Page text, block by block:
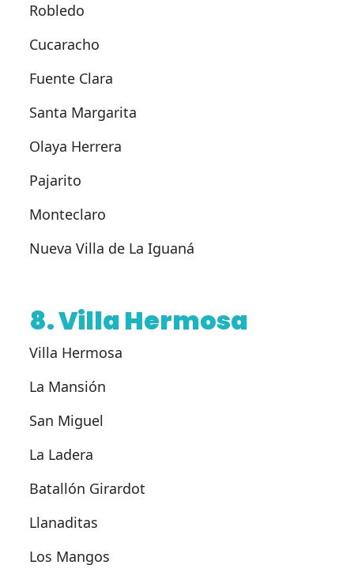
Robledo
Cucaracho
Fuente Clara
Santa Margarita
Olaya Herrera
Pajarito
Monteclaro
Nueva Villa de La Iguaná
8. Villa Hermosa
Villa Hermosa
La Mansión
San Miguel
La Ladera
Batallón Girardot
Llanaditas
Los Mangos